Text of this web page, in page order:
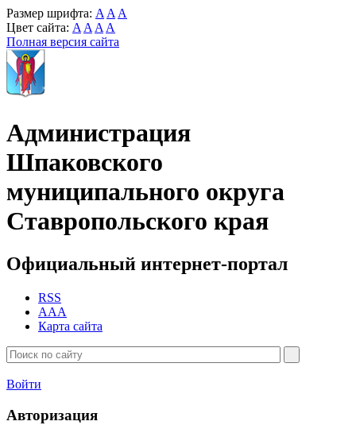
Размер шрифта: A A A
Цвет сайта: A A A A
Полная версия сайта
Администрация
Шпаковского
муниципального округа
Ставропольского края
Официальный интернет-портал
RSS
AAA
Карта сайта
Войти
Авторизация